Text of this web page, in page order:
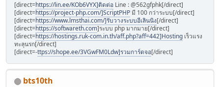
[direct=https://lin.ee/KOb6VYX]ติดต่อ Line : @562gfphk[/direct]
[direct=https://project-php.com/]ScriptPHPมี 100 กว่าระบบ[/direct]
[direct=https://www.lmsthai.com/]รับวางระบบอีเลินนิง[/direct]
[direct=https://softwareth.com]ระบบ php มากมาย[/direct]
[direct=https://hostings.ruk-com.in.th/aff.php?aff=442]Hosting เร็วแรง
ทะลุนรก[/direct]
[direct=-ttps://shope.ee/3VGwFM0Ldw]รวมการ์ดจอ[/direct]
bts10th